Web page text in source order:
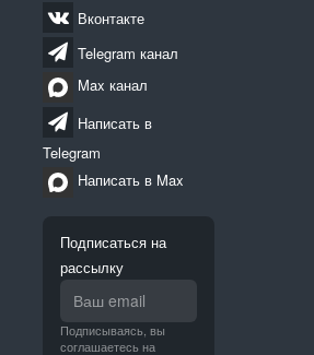
Вконтакте
Telegram канал
Max канал
Написать в
Telegram
Написать в Max
Подписаться на
рассылку
Подписываясь, вы
соглашаетесь на